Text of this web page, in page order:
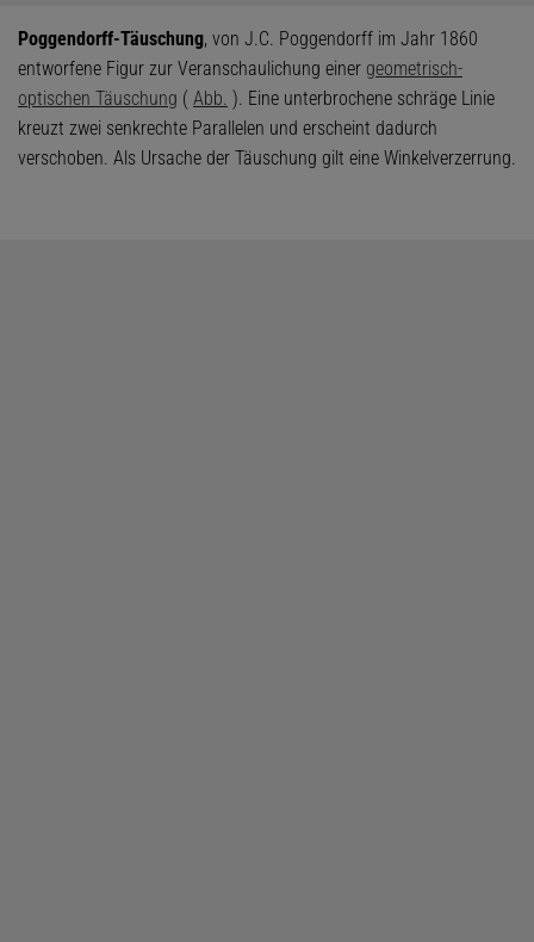
Poggendorff-Täuschung, von J.C. Poggendorff im Jahr 1860
entworfene Figur zur Veranschaulichung einer geometrisch-
optischen Täuschung ( Abb. ). Eine unterbrochene schräge Linie
kreuzt zwei senkrechte Parallelen und erscheint dadurch
verschoben. Als Ursache der Täuschung gilt eine Winkelverzerrung.